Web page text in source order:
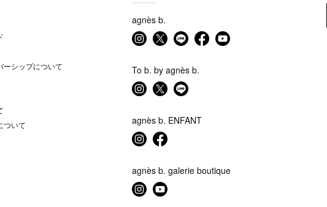
ーシップについて
ついて
agnès b.
To b. by agnès b.
agnès b. ENFANT
agnès b. galerie boutique